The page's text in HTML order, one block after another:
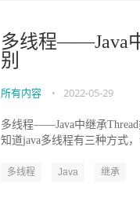
多线程——Java
别
所有内容 • 2022-05-29
多线程——Java中继承Thread
知道java多线程有三种方式
多线程 Java 继承